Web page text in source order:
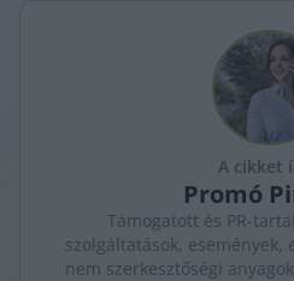
A cikket
Promó
Támogatott és PR-
szolgáltatások, események,
nem szerkesztőségi